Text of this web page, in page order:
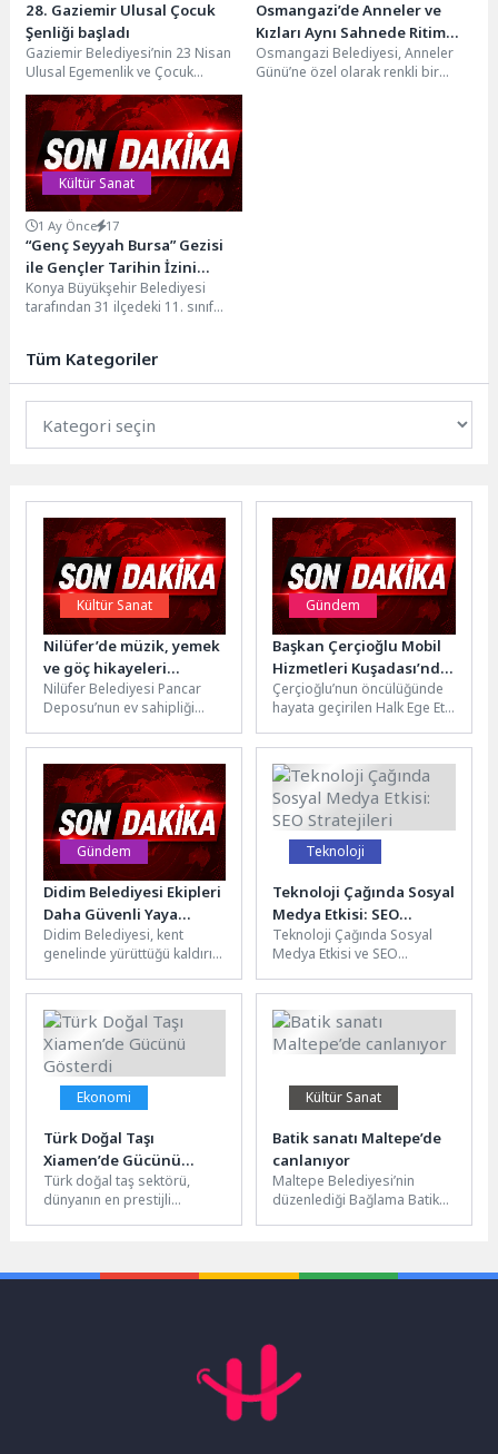
28. Gaziemir Ulusal Çocuk
Şenliği başladı
Gaziemir Belediyesi’nin 23 Nisan
Ulusal Egemenlik ve Çocuk
Bayramı kutlamaları kapsamında
düzenlediği 28. Gaziemir Ulusal...
Osmangazi’de Anneler ve
Kızları Aynı Sahnede Ritim
Tuttu
Osmangazi Belediyesi, Anneler
Günü’ne özel olarak renkli bir
Kültür Sanat
1 Ay Önce 17
“Genç Seyyah Bursa” Gezisi
ile Gençler Tarihin İzini
Sürüyor
Konya Büyükşehir Belediyesi
tarafından 31 ilçedeki 11. sınıf
Tüm Kategoriler
Kültür Sanat
Nilüfer’de müzik, yemek
ve göç hikayeleri
harmanlandı
Nilüfer Belediyesi Pancar
Deposu’nun ev sahipliği
“Gastroetnomüzikolojik
Kaynatmalar” etkinliğinde,
yemeğin sosyolojisi ve göç
hikayeleri...
Gündem
Başkan Çerçioğlu Mobil
Hizmetleri Kuşadası’nda
Vatandaşlarla
Buluşturdu
Çerçioğlu’nun öncülüğünde
hayata geçirilen Halk Ege Et
Aydın’ın dört bir...
Gündem
Didim Belediyesi Ekipleri
Daha Güvenli Yaya
Ulaşımı İçin Sahada
Didim Belediyesi, kent
genelinde yürüttüğü kaldırım
daha güvenli ve konforlu
hale getirmeye...
Teknoloji
Teknoloji Çağında Sosyal
Medya Etkisi: SEO
Stratejileri
Teknoloji Çağında Sosyal
Medya Etkisi ve SEO
platformları günümüzde
dijital dünyanın
vazgeçilmez...
Ekonomi
Türk Doğal Taşı
Xiamen’de Gücünü
Gösterdi
Türk doğal taş sektörü,
dünyanın en prestijli
Kültür Sanat
Batik sanatı Maltepe’de
canlanıyor
Maltepe Belediyesi’nin
düzenlediği Bağlama Batik
uygulamalı eğitimlerle